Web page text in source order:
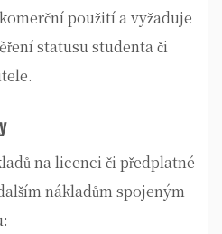
použití a vyžaduje
statusu studenta či
na licenci či předplatné
nákladům spojeným